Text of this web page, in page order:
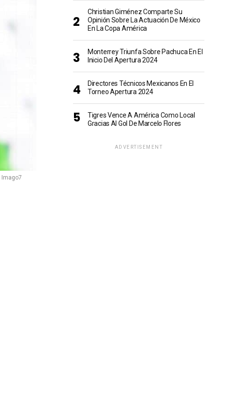
Imago7
Christian Giménez Comparte Su
Opinión Sobre La Actuación De México
En La Copa América
Monterrey Triunfa Sobre Pachuca En El
Inicio Del Apertura 2024
Directores Técnicos Mexicanos En El
Torneo Apertura 2024
Tigres Vence A América Como Local
Gracias Al Gol De Marcelo Flores
ADVERTISEMENT